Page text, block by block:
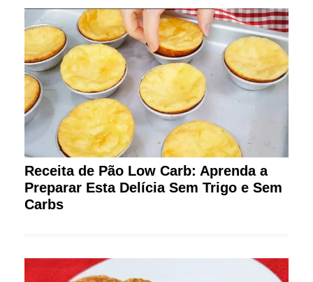
Receita de Pão Low Carb: Aprenda a
Preparar Esta Delícia Sem Trigo e Sem
Carbs